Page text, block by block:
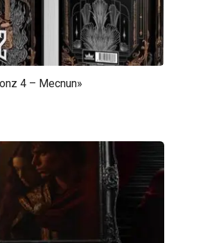
4 – Mecnun»